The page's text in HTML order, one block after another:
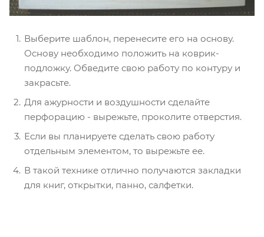
Выберите шаблон, перенесите его на основу.
Основу необходимо положить на коврик-
подложку. Обведите свою работу по контуру и
закрасьте.
Для ажурности и воздушности сделайте
перфорацию - вырежьте, проколите отверстия.
Если вы планируете сделать свою работу
отдельным элементом, то вырежьте ее.
В такой технике отлично получаются закладки
для книг, открытки, панно, салфетки.